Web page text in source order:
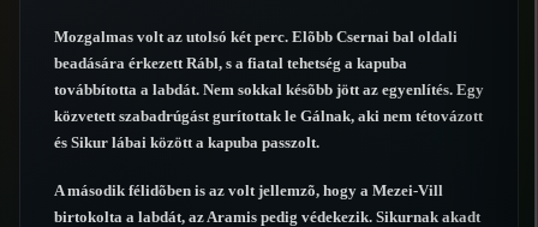
Mozgalmas volt az utolsó két perc. Elõbb Csernai bal oldali
beadására érkezett Rábl, s a fiatal tehetség a kapuba
továbbította a labdát. Nem sokkal késõbb jött az egyenlítés. Egy
közvetett szabadrúgást gurítottak le Gálnak, aki nem tétovázott
és Sikur lábai között a kapuba passzolt.
A második félidõben is az volt jellemzõ, hogy a Mezei-Vill
birtokolta a labdát, az Aramis pedig védekezik. Sikurnak akadt